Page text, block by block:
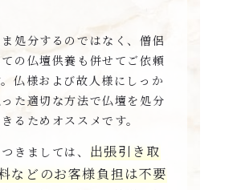
処分するのではなく、僧侶
の仏壇供養も併せてご依頼
仏様および故人様にしっか
た適切な方法で仏壇を処分
るためオススメです。
きましては、 出張引き取
などのお客様負担は不要